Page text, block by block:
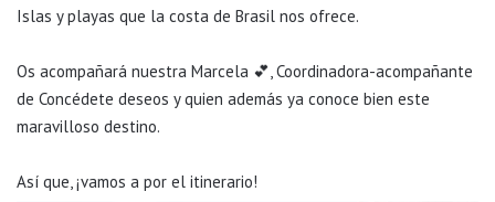
Islas y playas que la costa de Brasil nos ofrece.
Os acompañará nuestra Marcela 💕, Coordinadora-acompañante
de Concédete deseos y quien además ya conoce bien este
maravilloso destino.
Así que, ¡vamos a por el itinerario!